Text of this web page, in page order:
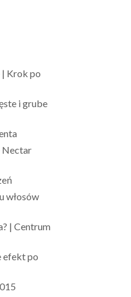
Krok po
i grube
Nectar
włosów
| Centrum
efekt po